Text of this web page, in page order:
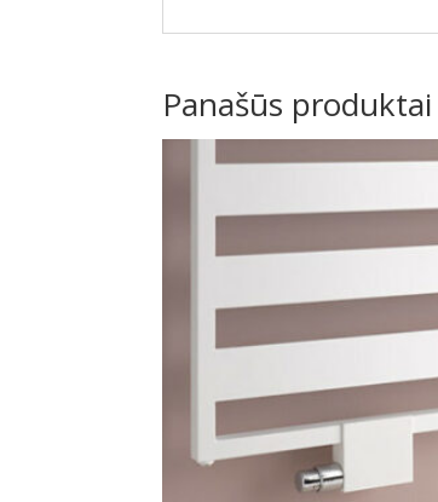
Panašūs produktai